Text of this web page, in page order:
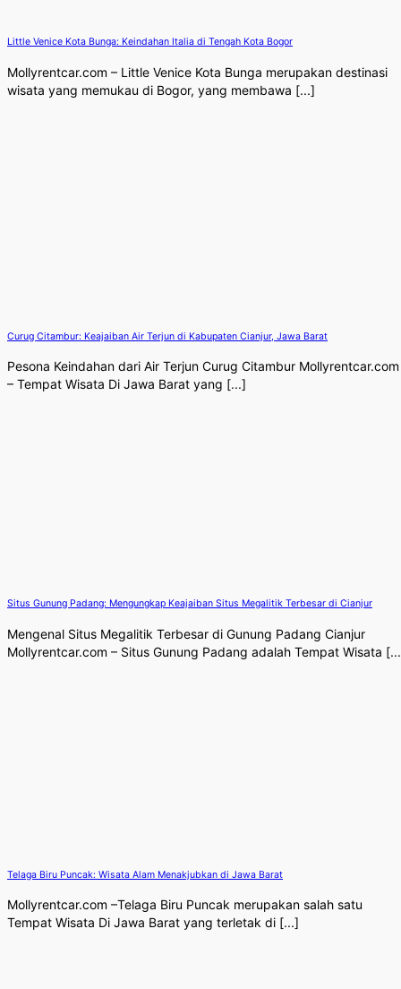
Little Venice Kota Bunga: Keindahan Italia di Tengah Kota Bogor
Mollyrentcar.com – Little Venice Kota Bunga merupakan destinasi
wisata yang memukau di Bogor, yang membawa [...]
Curug Citambur: Keajaiban Air Terjun di Kabupaten Cianjur, Jawa Barat
Pesona Keindahan dari Air Terjun Curug Citambur Mollyrentcar.com
– Tempat Wisata Di Jawa Barat yang [...]
Situs Gunung Padang: Mengungkap Keajaiban Situs Megalitik Terbesar di Cianjur
Mengenal Situs Megalitik Terbesar di Gunung Padang Cianjur
Mollyrentcar.com – Situs Gunung Padang adalah Tempat Wisata
Telaga Biru Puncak: Wisata Alam Menakjubkan di Jawa Barat
Mollyrentcar.com –Telaga Biru Puncak merupakan salah satu
Tempat Wisata Di Jawa Barat yang terletak di [...]